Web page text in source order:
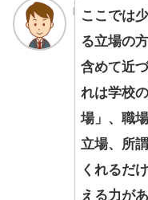
ここでは
る立場の
含めて近
れは学校
場」、職
立場、所
くれるだ
える力が